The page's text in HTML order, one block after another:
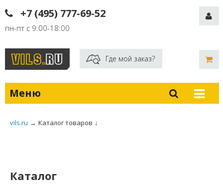
+7 (495) 777-69-52
пн-пт с 9:00-18:00
Где мой заказ?
Меню
vils.ru → Каталог товаров ↓
Каталог